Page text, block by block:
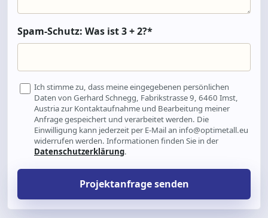
Spam-Schutz: Was ist 3 + 2?*
Ich stimme zu, dass meine eingegebenen persönlichen
Daten von Gerhard Schnegg, Fabrikstrasse 9, 6460 Imst,
Austria zur Kontaktaufnahme und Bearbeitung meiner
Anfrage gespeichert und verarbeitet werden. Die
Einwilligung kann jederzeit per E-Mail an info@optimetall.eu
widerrufen werden. Informationen finden Sie in der
Datenschutzerklärung.
Projektanfrage senden